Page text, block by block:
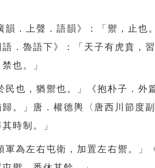
．上聲．語韻》：「禦，止也
．魯語下》：「天子有虎賁，習
也。」
也，猶禦也。」《抱朴子．外
。」唐．權德輿〈唐西川節度
時制。」
為左右屯衛，加置左右禦。」